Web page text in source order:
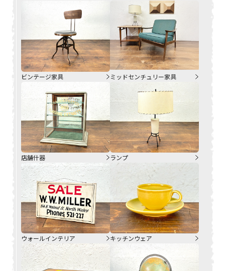
ビンテージ家具 ミッドセンチュリー家具
店舗什器 ランプ
ウォールインテリア キッチンウェア